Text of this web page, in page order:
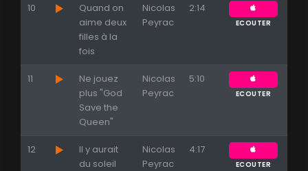
10
Quand on
aime deux
filles à la
fois
Nicolas
Peyrac
2:14
ECOUTER
11
Ne jouez
plus "God
Save the
Queen"
Nicolas
Peyrac
5:10
ECOUTER
12
Il y aurait
du soleil
Nicolas
Peyrac
4:17
ECOUTER